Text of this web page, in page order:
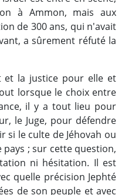
à Ammon, mais aux
de 300 ans, qui n'avait
a sûrement réfuté la
et la justice pour elle et
lorsque le choix entre
il y a tout lieu pour
le Juge, pour défendre
si le culte de Jéhovah ou
; sur cette question,
ni hésitation. Il est
quelle précision Jephté
de son peuple et avec